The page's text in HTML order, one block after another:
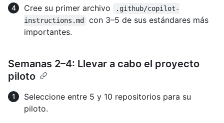
Cree su primer archivo
.github/copilot-
instructions.md
con 3–5 de sus estándares más
importantes.
Semanas 2–4: Llevar a cabo el proyecto
piloto
Seleccione entre 5 y 10 repositorios para su
piloto.